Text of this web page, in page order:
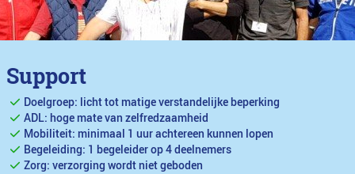
Support
Doelgroep: licht tot matige verstandelijke beperking
ADL: hoge mate van zelfredzaamheid
Mobiliteit: minimaal 1 uur achtereen kunnen lopen
Begeleiding: 1 begeleider op 4 deelnemers
Zorg: verzorging wordt niet geboden